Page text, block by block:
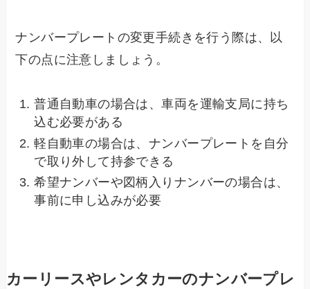
ナンバープレートの変更手続きを行う際は、以
下の点に注意しましょう。
普通自動車の場合は、車両を運輸支局に持ち
込む必要がある
軽自動車の場合は、ナンバープレートを自分
で取り外して持参できる
希望ナンバーや図柄入りナンバーの場合は、
事前に申し込みが必要
カーリースやレンタカーのナンバープレ